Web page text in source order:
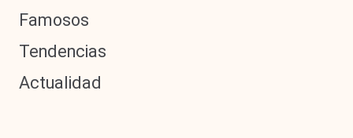
Famosos
Tendencias
Actualidad